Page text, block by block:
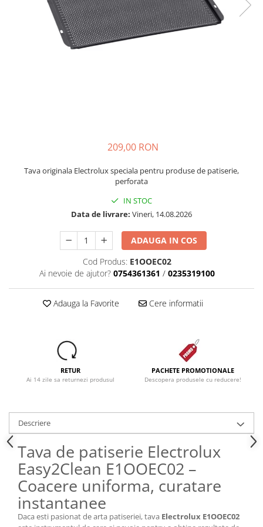
si Uscatoare
Accesorii Electrocasnice Mici
Filtre Purificatoare Aer
209,00 RON
Tava originala Electrolux speciala pentru produse de patiserie,
perforata
IN STOC
Data de livrare: Vineri, 14.08.2026
ADAUGA IN COS
Cod Produs: E1OOEC02
Ai nevoie de ajutor? 0754361361 / 0235319100
Adauga la Favorite Cere informatii
RETUR
Ai 14 zile sa returnezi produsul
PACHETE PROMOTIONALE
Descopera produsele cu reducere!
Descriere
Tava de patiserie Electrolux
Easy2Clean E1OOEC02 –
Coacere uniforma, curatare
instantanee
Daca esti pasionat de arta patiseriei, tava Electrolux E1OOEC02